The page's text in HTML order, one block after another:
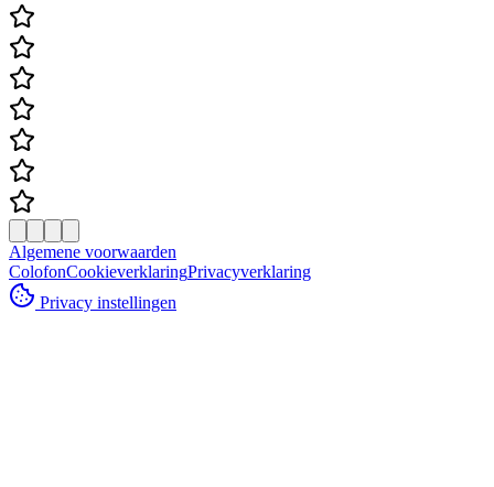
Algemene voorwaarden
ColofonCookieverklaringPrivacyverklaring
Privacy instellingen